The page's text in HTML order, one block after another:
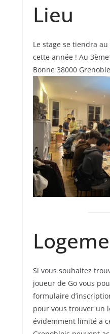
Lieu
Le stage se tiendra
cette année ! Au
Bonne 38000 Grenoble
Si vous souhaitez
joueur de Go vous
formulaire
pour vous trouver un
évidemment limité a